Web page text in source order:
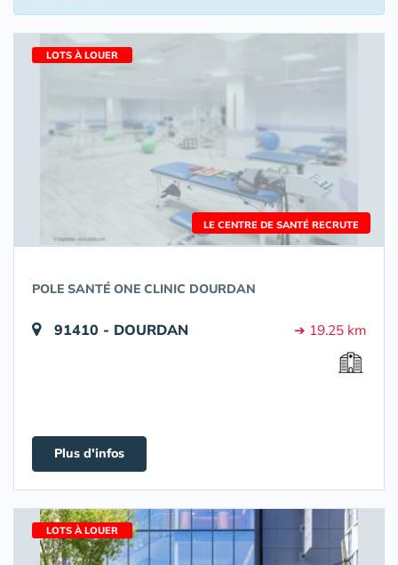
LE CENTRE DE SANTÉ RECRUTE
LOTS À LOUER
POLE SANTÉ ONE CLINIC DOURDAN
91410 - DOURDAN ➔ 19.25 km
Plus d'infos
LOTS À LOUER